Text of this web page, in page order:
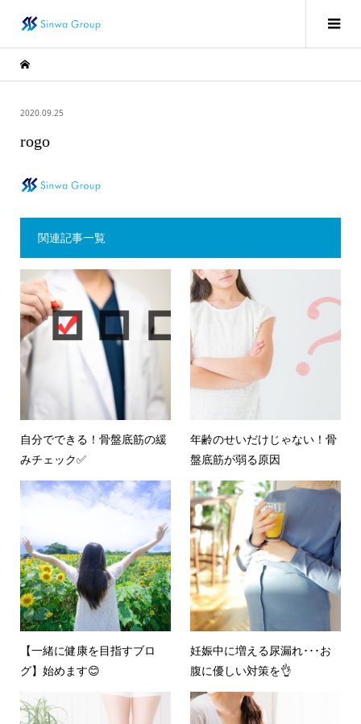
2020.09.25
rogo
関連記事一覧
自分でできる！骨盤底筋の緩
みチェック✅
年齢のせいだけじゃない！骨
盤底筋が弱る原因
【一緒に健康を目指すブロ
グ】始めます😊
妊娠中に増える尿漏れ･･･お
腹に優しい対策を👌